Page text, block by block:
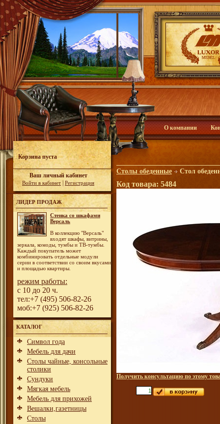
О компании
Корзина пуста
Ваш личный кабинет
Войти в кабинет Регистрация
ЛИДЕР ПРОДАЖ
Стенка со шкафами
Версаль
В коллекцию "Версаль"
входят шкафы, витрины,
зеркала, комоды, тумбы и ТВ-тумбы.
Каждый покупатель может
комбинировать отдельные модули
серии в соответствии со своим вкусами
и площадью квартиры.
режим работы:
с 10 до 20 ч.
тел:+7 (495) 506-82-26
моб:+7 (925) 506-82-26
КАТАЛОГ
Символ года
Мебель для дачи
Столы чайные, консольные
столики
Сундуки
Мягкая мебель
Мебель для прихожей
Вешалки,газетницы
Столы
Столы обеденные Стол
Код товара: 5484
Получить консультацию по этому